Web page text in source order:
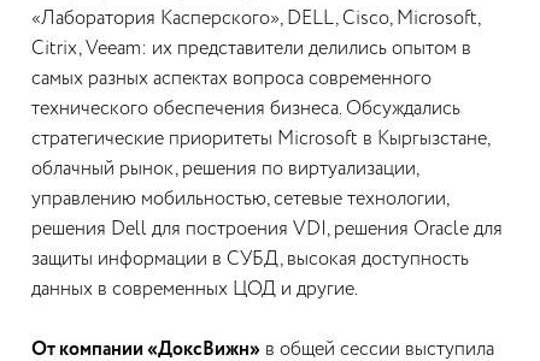
«Лаборатория Касперского», DELL, Cisco, Microsoft,
Citrix, Veeam: их представители делились опытом в
самых разных аспектах вопроса современного
технического обеспечения бизнеса. Обсуждались
стратегические приоритеты Microsoft в Кыргызстане,
облачный рынок, решения по виртуализации,
управлению мобильностью, сетевые технологии,
решения Dell для построения VDI, решения Oracle для
защиты информации в СУБД, высокая доступность
данных в современных ЦОД и другие.
От компании «ДоксВижн» в общей сессии выступила